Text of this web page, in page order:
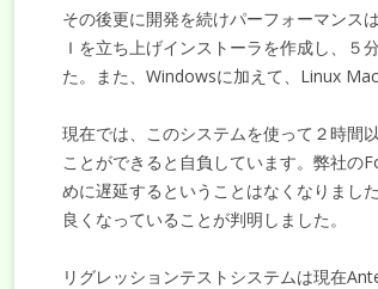
その後更に開発を続けパーフォーマンス
Ｉを立ち上げインストーラを作成し、５
た。また、Windowsに加えて、Linux Mac
現在では、このシステムを使って２時間
ことができると自負しています。弊社の
めに遅延するということはなくなりまし
良くなっていることが判明しました。
リグレッションテストシステムは現在